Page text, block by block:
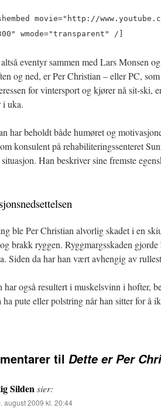
movie="http://
wmode="transparent" /]
eventyr sammen med Lars Monsen
og ned, er Per Christian – eller PC,
for vintersport og kjører nå sit-ski,
i uka.
har beholdt både humøret og
konsulent på rehabiliteringssenteret
Han beskriver sine fremste
ble Per Christian alvorlig skadet i en
brakk ryggen. Ryggmargsskaden
Siden da har han vært avhengig av
har også resultert i muskelsvinn i hofter,
pute eller polstring når han sitter for å
til Dette er Per
Sildensier:
august 2009 kl. 20:44